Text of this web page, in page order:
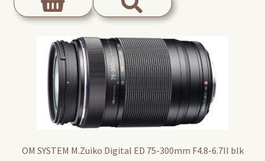
OM SYSTEM M.Zuiko Digital ED 75-300mm F4.8-6.7II blk